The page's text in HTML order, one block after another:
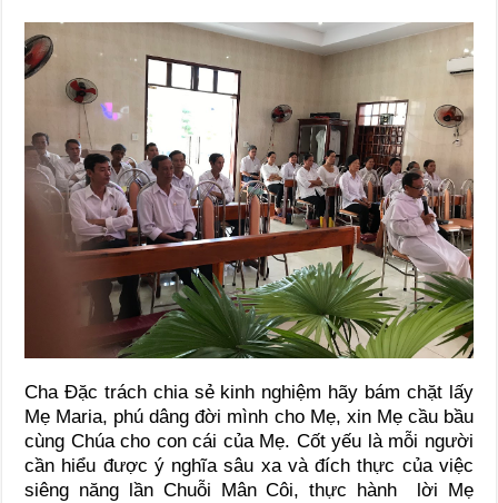
Cha Đặc trách chia sẻ kinh nghiệm hãy bám chặt lấy
Mẹ Maria, phú dâng đời mình cho Mẹ, xin Mẹ cầu bầu
cùng Chúa cho con cái của Mẹ. Cốt yếu là mỗi người
cần hiểu được ý nghĩa sâu xa và đích thực của việc
siêng năng lần Chuỗi Mân Côi, thực hành lời Mẹ